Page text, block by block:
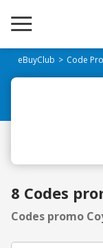
eBuyClub Code
8 Codes
Codes promo